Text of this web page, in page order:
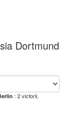
Dortmund
: 2 victorii,